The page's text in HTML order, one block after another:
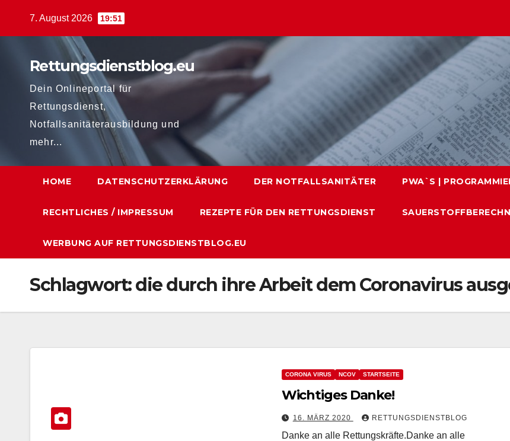
7. August 2026 19:51
Rettungsdienstblog.eu
Dein Onlineportal für
Rettungsdienst,
Notfallsanitäterausbildung und
mehr...
HOME DATENSCHUTZERKLÄRUNG DER NOTFALLSANITÄTER PWA`S |
RECHTLICHES / IMPRESSUM REZEPTE FÜR DEN RETTUNGSDIENST
WERBUNG AUF RETTUNGSDIENSTBLOG.EU
Schlagwort:die durch ihre Arbeit dem Coronavirus
CORONA VIRUS NCOV STARTSEITE
Wichtiges Danke!
16. MÄRZ 2020 RETTUNGSDIENSTBLOG
Danke an alle Rettungskräfte.Danke an alle